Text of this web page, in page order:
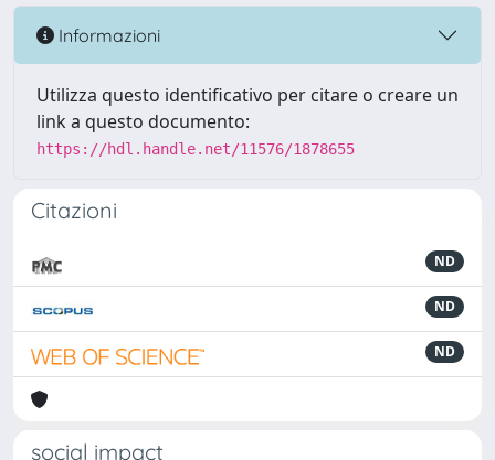
Informazioni
Utilizza questo identificativo per citare o creare un
link a questo documento:
https://hdl.handle.net/11576/1878655
Citazioni
ND
ND
ND
social impact